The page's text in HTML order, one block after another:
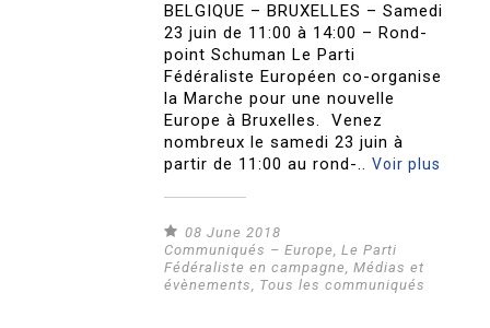
BELGIQUE – BRUXELLES – Samedi
23 juin de 11:00 à 14:00 – Rond-
point Schuman Le Parti
Fédéraliste Européen co-organise
la Marche pour une nouvelle
Europe à Bruxelles. Venez
nombreux le samedi 23 juin à
partir de 11:00 au rond-..Voir plus
08 June 2018
Communiqués – Europe,Le Parti
Fédéraliste en campagne,Médias et
évènements, Tous les communiqués